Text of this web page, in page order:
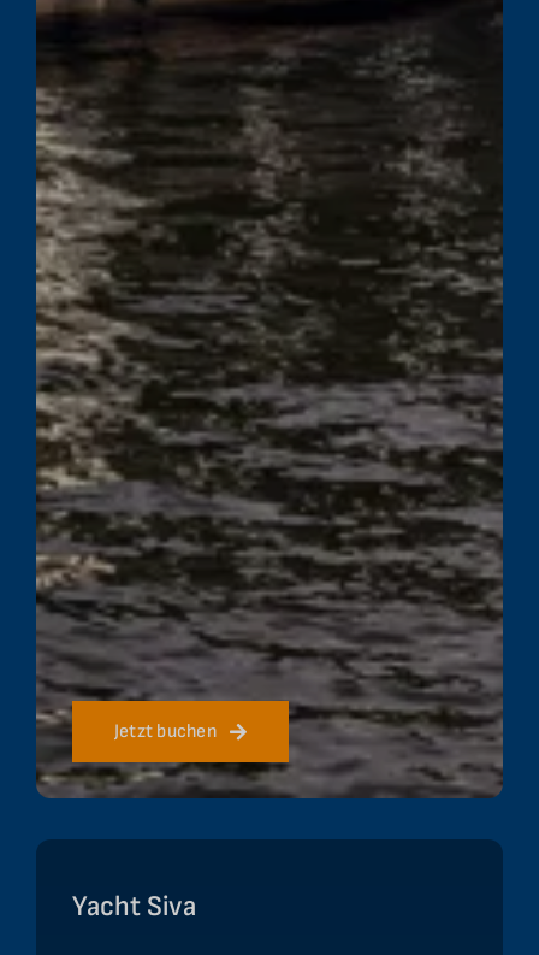
Jetzt buchen
Yacht Siva